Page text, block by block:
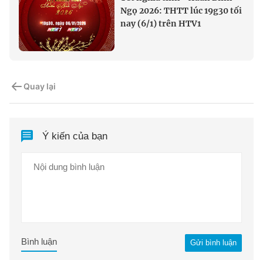
Ngọ 2026: THTT lúc 19g30 tối
nay (6/1) trên HTV1
Quay lại
Ý kiến của bạn
Gửi bình luận
Bình luận